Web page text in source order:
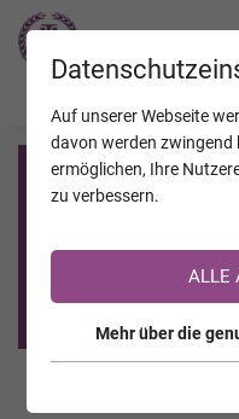
Sie sind noch nicht
>> zur
Auf unserer Webseite
davon werden zwingend
ermöglichen, Ihre
zu verbessern.
ALLE
Mehr über die
JAHRESTAGE